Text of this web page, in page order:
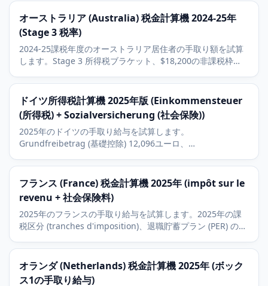
オーストラリア (Australia) 税金計算機 2024-25年
(Stage 3 税率)
2024-25課税年度のオーストラリア居住者の手取り額を試算
します。Stage 3 所得税ブラケット、$18,200の非課税枠
ケア税) を含みます。
ドイツ所得税計算機 2025年版 (Einkommensteuer
(所得税) + Sozialversicherung (社会保険))
2025年のドイツの手取り給与を試算します。
Grundfreibetrag (基礎控除) 12,096ユーロ、
KV/PV/RV/AVの社会保険の被用者負担分を含みます。
フランス (France) 税金計算機 2025年 (impôt sur le
revenu + 社会保険料)
2025年のフランスの手取り給与を試算します。2025年の課
税区分 (tranches d'imposition)、退職貯蓄プラン (PER) の控
す。
オランダ (Netherlands) 税金計算機 2025年 (ボック
ス1の手取り給与)